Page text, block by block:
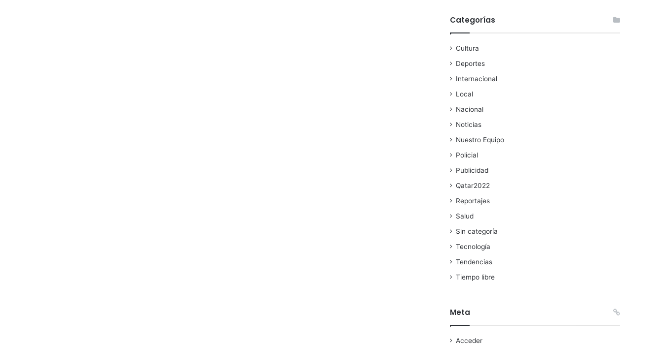
Categorías
Cultura
Deportes
Internacional
Local
Nacional
Noticias
Nuestro Equipo
Policial
Publicidad
Qatar2022
Reportajes
Salud
Sin categoría
Tecnología
Tendencias
Tiempo libre
Meta
Acceder